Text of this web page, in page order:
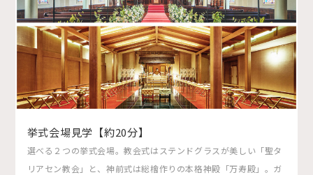
挙式会場見学【約20分】
選べる２つの挙式会場。教会式はステンドグラスが美しい「聖タ
リアセン教会」と、神前式は総檜作りの本格神殿「万寿殿」。ガ